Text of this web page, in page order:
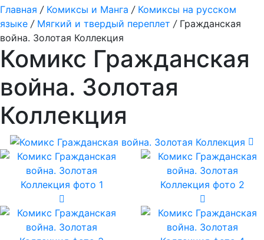
Главная / Комиксы и Манга / Комиксы на русском
языке / Мягкий и твердый переплет / Гражданская
война. Золотая Коллекция
Комикс Гражданская
война. Золотая
Коллекция